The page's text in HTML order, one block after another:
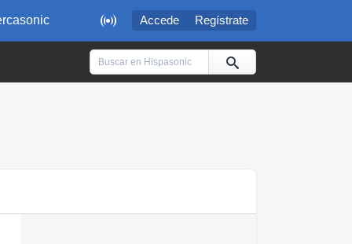
 Accede Regístrate